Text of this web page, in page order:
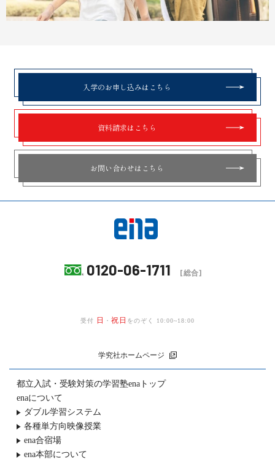
入学のお申し込みはこちら
資料請求はこちら
お問い合わせはこちら
0120-06-1711 [総合]
受付 日 ・ 祝日 をのぞく 10:00~18:00
学究社ホームページ
都立入試・受験対策の学習塾enaトップ
enaについて
ダブル学習システム
各種単方向映像授業
ena合宿場
ena本部について